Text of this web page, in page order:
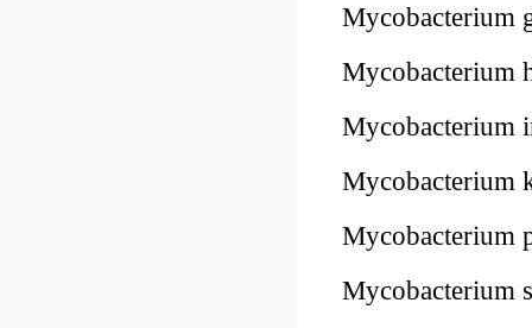
Mycobacterium
Mycobacterium
Mycobacterium
Mycobacterium
Mycobacterium
Mycobacterium